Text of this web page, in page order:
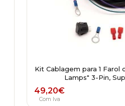
Kit Cablagem para 1 Farol
Lamps" 3-Pin,
49,20€
Com Iva